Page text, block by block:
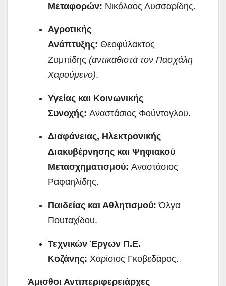
Μεταφορών: Νικόλαος Λυσσαρίδης.
Αγροτικής
Ανάπτυξης: Θεοφύλακτος
Ζυμπίδης (αντικαθιστά τον Πασχάλη
Χαρούμενο).
Υγείας και Κοινωνικής
Συνοχής: Αναστάσιος Φούντογλου.
Διαφάνειας, Ηλεκτρονικής
Διακυβέρνησης και Ψηφιακού
Μετασχηματισμού: Αναστάσιος
Ραφαηλίδης.
Παιδείας και Αθλητισμού: Όλγα
Πουταχίδου.
Τεχνικών Έργων Π.Ε.
Κοζάνης: Χαρίσιος Γκοβεδάρος.
Άμισθοι Αντιπεριφερειάρχες